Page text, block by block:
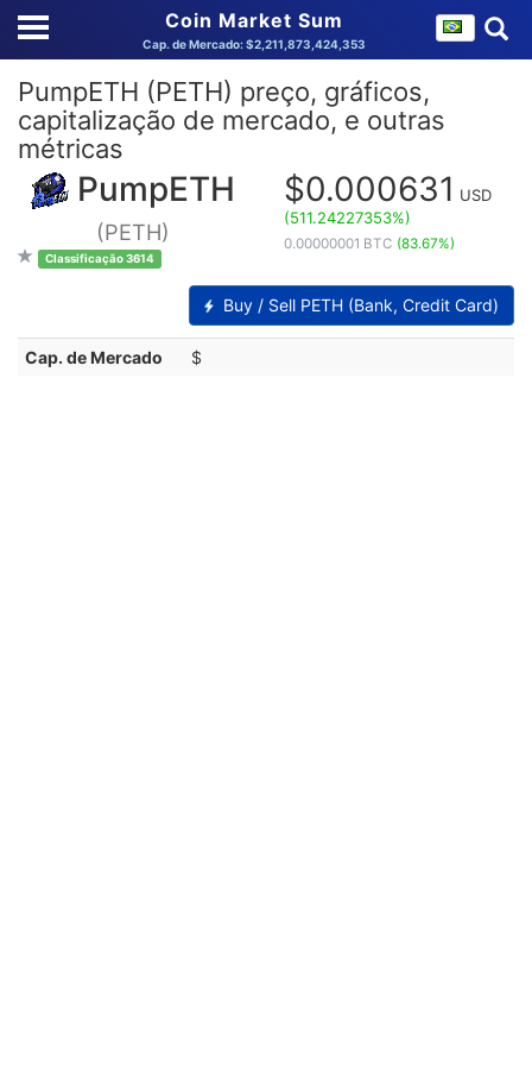
Coin Market Sum
Cap. de Mercado: $2,211,873,424,353
PumpETH (PETH) preço, gráficos,
capitalização de mercado, e outras
métricas
PumpETH
(PETH)
Classificação 3614
$0.000631 USD
(511.24227353%)
0.00000001 BTC (83.67%)
Buy / Sell PETH (Bank, Credit Card)
Cap. de Mercado $